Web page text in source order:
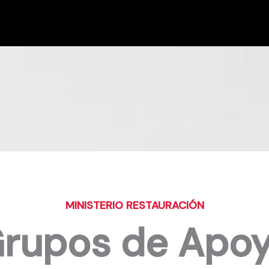
MINISTERIO RESTAURACIÓN
de